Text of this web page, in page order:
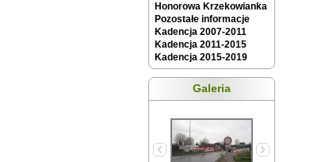
Honorowa Krzekowianka
Pozostałe informacje
Kadencja 2007-2011
Kadencja 2011-2015
Kadencja 2015-2019
Galeria